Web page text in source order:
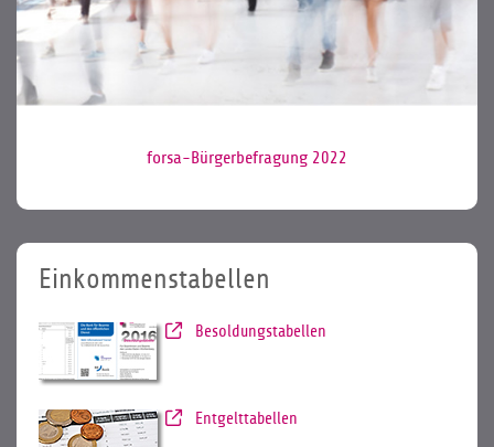
forsa-Bürgerbefragung 2022
Einkommenstabellen
Besoldungstabellen
Entgelttabellen